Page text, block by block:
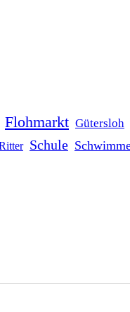
Flohmarkt Gütersloh
Schule